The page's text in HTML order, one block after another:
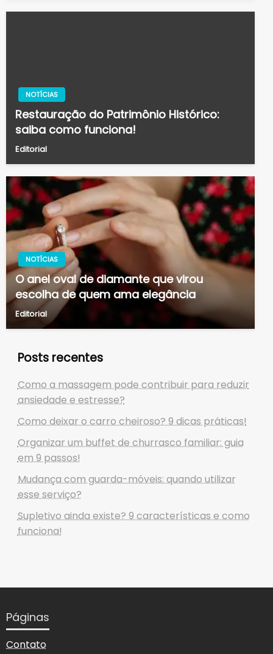
NOTÍCIAS
Restauração do Patrimônio Histórico:
saiba como funciona!
Editorial
NOTÍCIAS
O anel oval de diamante que virou
escolha de quem ama elegância
Editorial
Posts recentes
Como a massagem pode contribuir para reduzir
ansiedade e estresse?
Como deixar o carro cheiroso? 9 dicas práticas!
Organizar um buffet de churrasco familiar: guia
em 9 passos!
Mudança com guarda-móveis: quando utilizar
esse serviço?
Supletivo ainda existe? 9 características e como
funciona!
Páginas
Contato